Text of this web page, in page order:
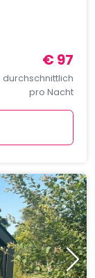
€ 97
durchschnittlich
pro Nacht